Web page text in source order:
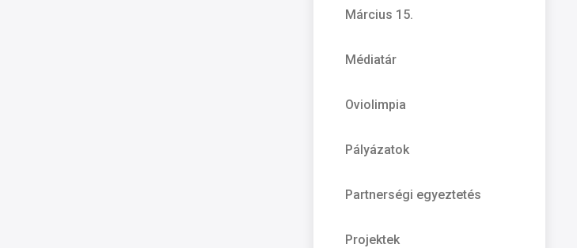
Március 15.
Médiatár
Oviolimpia
Pályázatok
Partnerségi egyeztetés
Projektek